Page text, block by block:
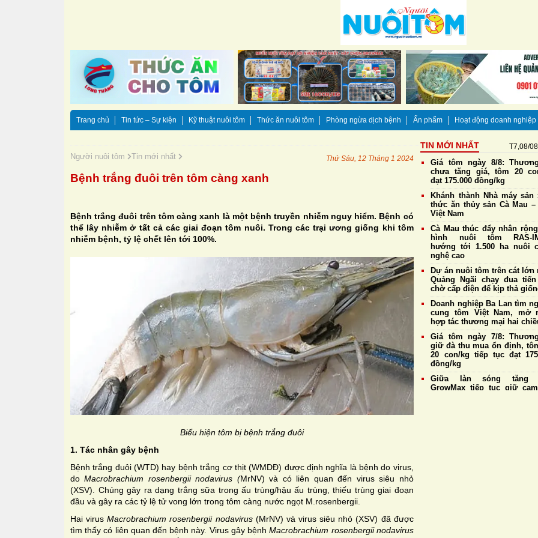
Trang chủ Tin tức – Sự kiện Kỹ thuật nuôi tôm Thức ăn nuôi tôm Phòng ngừa dịch bệnh Ấn phẩm Hoạt động doanh nghiệp
Người nuôi tôm Tin mới nhất Thứ Sáu, 12 Tháng 1 2024
Bệnh trắng đuôi trên tôm càng xanh
Bệnh trắng đuôi trên tôm càng xanh là một bệnh truyền nhiễm nguy hiểm. Bệnh có
thể lây nhiễm ở tất cả các giai đoạn tôm nuôi. Trong các trại ương giống khi tôm
nhiễm bệnh, tỷ lệ chết lên tới 100%.
Biểu hiện tôm bị bệnh trắng đuôi
1. Tác nhân gây bệnh
Bệnh trắng đuôi (WTD) hay bệnh trắng cơ thịt (WMDĐ) được định nghĩa là bệnh do virus,
doMacrobrachium rosenbergii nodavirus (MrNV) và có liên quan đến virus siêu nhỏ
(XSV). Chúng gây ra dạng trắng sữa trong ấu trùng/hậu ấu trùng, thiếu trùng giai đoạn
đầu và gây ra các tỷ lệ tử vong lớn trong tôm càng nước ngọt M.rosenbergii.
Hai virusMacrobrachium rosenbergii nodavirus(MrNV) và virus siêu nhỏ (XSV) đã được
tìm thấy có liên quan đến bệnh này. Virus gây bệnhMacrobrachium rosenbergii nodavirus
TIN MỚI NHẤT T7,08/
Giá tôm ngày 8/8:
chưa tăng giá, tôm 20
đạt 175.000 đồng/kg
Khánh thành Nhà máy sản
thức ăn thủy sản Cà Mau –
Việt Nam
Cà Mau thúc đẩy nhân
hình nuôi tôm RAS-
hướng tới 1.500 ha nuôi
nghệ cao
Dự án nuôi tôm trên cát lớn
Quảng Ngãi chạy đua
chờ cấp điện để kịp thả
Doanh nghiệp Ba Lan tìm
cung tôm Việt Nam, mở
hợp tác thương mại hai
Giá tôm ngày 7/8:
giữ đà thu mua ổn định,
20 con/kg tiếp tục đạt
đồng/kg
Giữa làn sóng tăng
GrowMax tiếp tục giữ